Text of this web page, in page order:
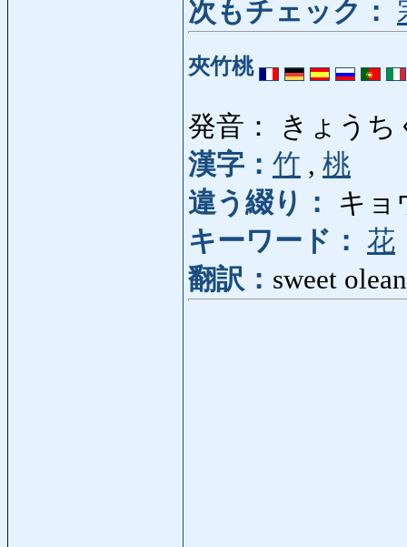
次もチェック：
夾竹桃
発音： きょうち
漢字： 竹 , 桃
違う綴り：
キョ
キーワード： 花
翻訳： sweet